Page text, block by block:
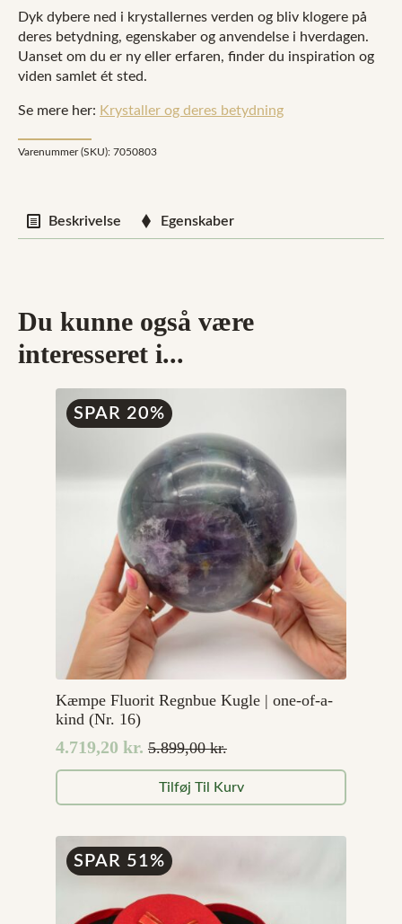
Dyk dybere ned i krystallernes verden og bliv klogere på
deres betydning, egenskaber og anvendelse i hverdagen.
Uanset om du er ny eller erfaren, finder du inspiration og
viden samlet ét sted.
Se mere her: Krystaller og deres betydning
Varenummer (SKU): 7050803
Beskrivelse Egenskaber
Du kunne også være
interesseret i...
SPAR 20%
Kæmpe Fluorit Regnbue Kugle | one-of-a-
kind (Nr. 16)
5.899,00kr.
Den
oprindelige
pris
5.899,00 kr..
4.719,20 kr.
Den
aktuelle
pris
4.719,20 kr..
Tilføj Til Kurv
SPAR 51%